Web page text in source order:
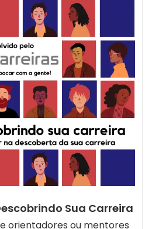
Sua Carreira
orientadores ou mentores